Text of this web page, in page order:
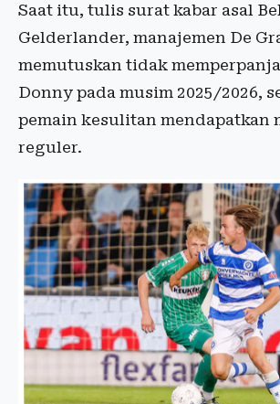
Saat itu, tulis surat kabar asal
Gelderlander, manajemen De
memutuskan tidak
Donny pada musim 2025/2026,
pemain kesulitan mendapatkan
reguler.